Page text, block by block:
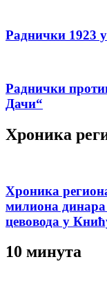
Раднички 1923
Раднички
Дачи“
Хроника
Хроника
милиона динара
цевовода у
10 минута